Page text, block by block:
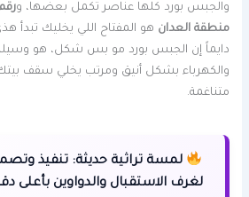
والجبس بورد كلها عناصر تكمل بعضها، و
منطقة العدان هو المفتاح اللي يخليك تبدأ
دايماً إن الجبس بورد مو بس شكل، هو وسيلة
والكهرباء بشكل أنيق ومرتب يخلي سقف
متناغمة.
لمسة تراثية حديثة: تنفيذ
لغرف الاستقبال والدواوين بأعلى